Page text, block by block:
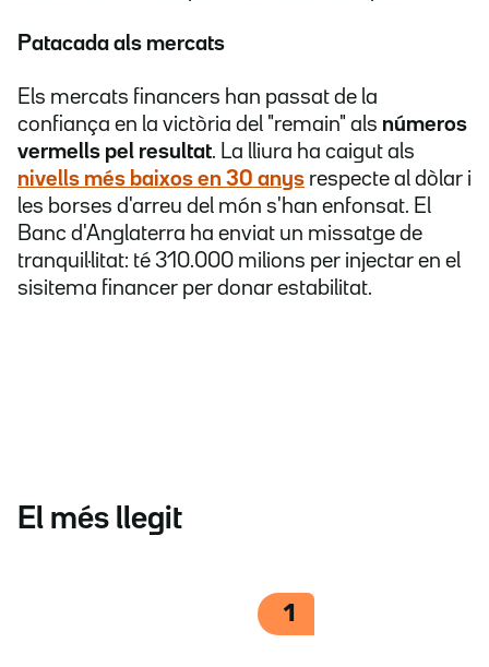
Patacada als mercats
Els mercats financers han passat de la
confiança en la victòria del "remain" als números
vermells pel resultat. La lliura ha caigut als
nivells més baixos en 30 anys respecte al dòlar i
les borses d'arreu del món s'han enfonsat. El
Banc d'Anglaterra ha enviat un missatge de
tranquil·litat: té 310.000 milions per injectar en el
sisitema financer per donar estabilitat.
El més llegit
1